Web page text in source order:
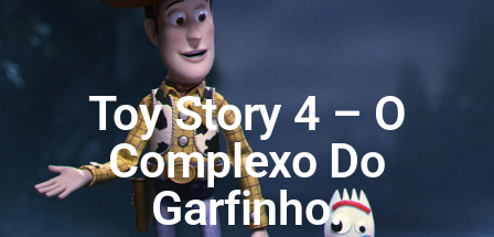
Toy Story 4 – O
Complexo Do
Garfinho.